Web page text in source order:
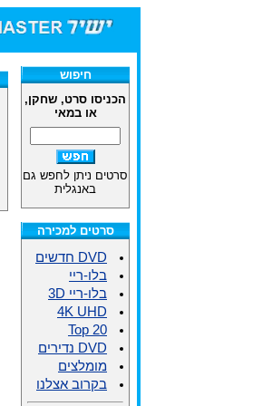
חיפוש
הכניסו סרט, שחקן,
או במאי
סרטים ניתן לחפש גם
באנגלית
סרטים למכירה
DVD חדשים
בלו-ריי
בלו-ריי 3D
4K UHD
Top 20
DVD נדירים
מומלצים
בקרוב אצלנו